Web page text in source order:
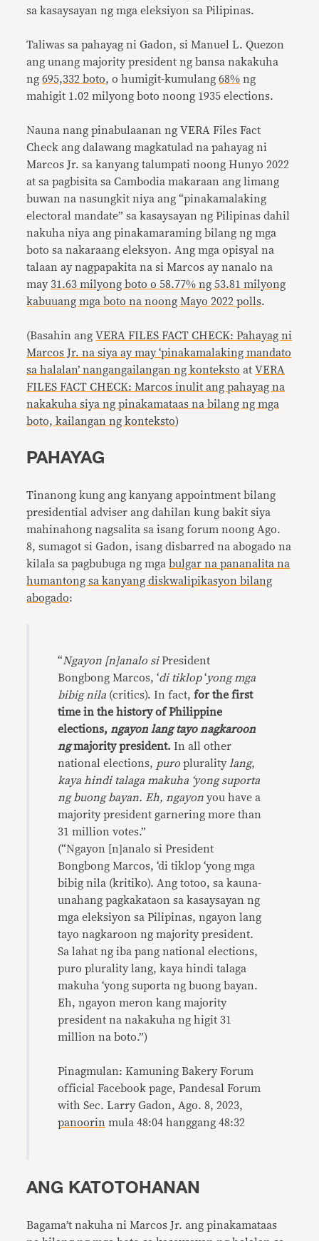
sa kasaysayan ng mga eleksiyon sa Pilipinas.
Taliwas sa pahayag ni Gadon, si Manuel L. Quezon
ang unang majority president ng bansa nakakuha
ng695,332 boto, o humigit-kumulang68% ng
mahigit 1.02 milyong boto noong 1935 elections.
Nauna nang pinabulaanan ng VERA Files Fact
Check ang dalawang magkatulad na pahayag ni
Marcos Jr. sa kanyang talumpati noong Hunyo 2022
at sa pagbisita sa Cambodia makaraan ang limang
buwan na nasungkit niya ang “pinakamalaking
electoral mandate” sa kasaysayan ng Pilipinas dahil
nakuha niya ang pinakamaraming bilang ng mga
boto sa nakaraang eleksyon. Ang mga opisyal na
talaan ay nagpapakita na si Marcos ay nanalo na
may 31.63 milyong boto o 58.77% ng 53.81 milyong
kabuuang mga boto na noong Mayo 2022 polls.
(Basahin angVERA FILES FACT CHECK: Pahayag ni
Marcos Jr. na siya ay may ‘pinakamalaking mandato
sa halalan’ nangangailangan ng konteksto atVERA
FILES FACT CHECK: Marcos inulit ang pahayag na
nakakuha siya ng pinakamataas na bilang ng mga
boto, kailangan ng konteksto)
PAHAYAG
Tinanong kung ang kanyang appointment bilang
presidential adviser ang dahilan kung bakit siya
mahinahong nagsalita sa isang forum noong Ago.
8, sumagot si Gadon, isang disbarred na abogado na
kilala sa pagbubuga ng mgabulgar na pananalita na
humantong sa kanyang diskwalipikasyon bilang
abogado:
“Ngayon [n]analo siPresident
Bongbong Marcos, ‘di tiklop‘yong mga
bibig nila (critics). In fact,for the first
time in the history of Philippine
elections, ngayon lang tayo nagkaroon
ngmajority president.In all other
national elections, puro plurality lang,
kaya hindi talaga makuha ‘yong suporta
ng buong bayan. Eh, ngayon you have a
majority president garnering more than
31 million votes.”
(“Ngayon [n]analo si President
Bongbong Marcos, ‘di tiklop ‘yong mga
bibig nila (kritiko). Ang totoo, sa kauna-
unahang pagkakataon sa kasaysayan ng
mga eleksiyon sa Pilipinas, ngayon lang
tayo nagkaroon ng majority president.
Sa lahat ng iba pang national elections,
puro plurality lang, kaya hindi talaga
makuha ‘yong suporta ng buong bayan.
Eh, ngayon meron kang majority
president na nakakuha ng higit 31
million na boto.”)
Pinagmulan: Kamuning Bakery Forum
official Facebook page, Pandesal Forum
with Sec. Larry Gadon, Ago. 8, 2023,
panoorin mula 48:04 hanggang 48:32
ANG KATOTOHANAN
Bagama’t nakuha ni Marcos Jr. ang pinakamataas